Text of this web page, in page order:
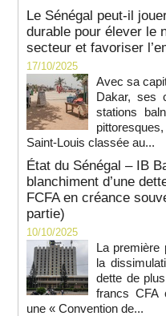
Le Sénégal peut-il
durable pour élever le
secteur et favoriser
17/10/2025
Avec sa
Dakar, ses
stations
Saint-Louis classée au...
État du Sénégal – IB
blanchiment d’une
FCFA en créance
partie)
10/10/2025
La première
la
dette de
francs CFA
une « Convention de...